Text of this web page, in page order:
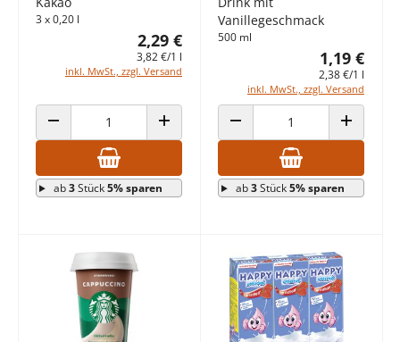
3 x 0,20 l
2,29 €
3,82 €/1 l
inkl. MwSt., zzgl. Versand
ANZAHL VERRINGERN ANZAHL ERHÖHEN
ab3Stück5% sparen
Vanillegeschmack
500 ml
1,19 €
2,38 €/1 l
inkl. MwSt., zzgl. Versand
ANZAHL VERRINGERN ANZAHL
ab3Stück5% sparen